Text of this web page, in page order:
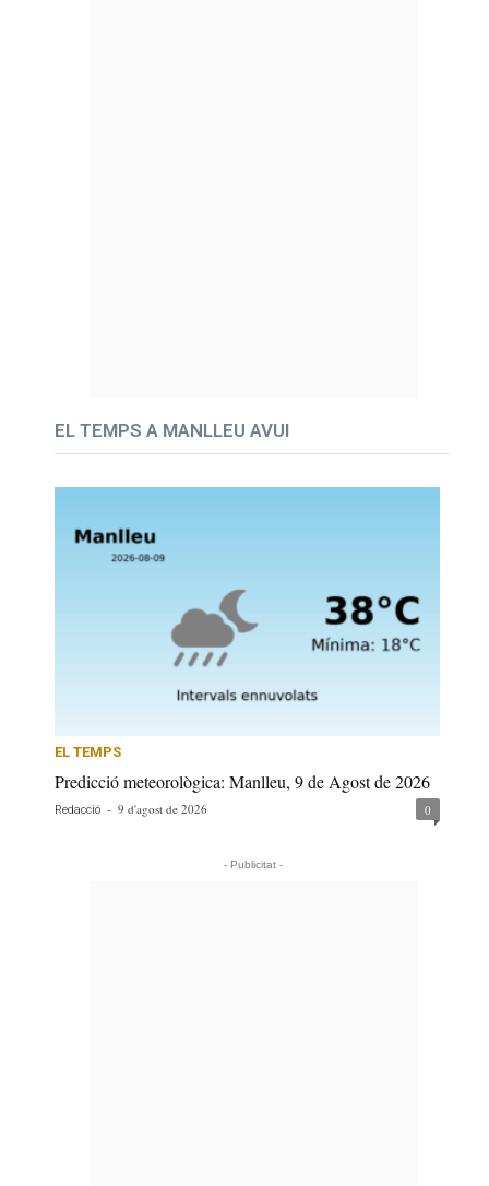
EL TEMPS A MANLLEU AVUI
EL TEMPS
Predicció meteorològica: Manlleu, 9 de Agost de 2026
Redacció - 9 d'agost de 2026 0
- Publicitat -